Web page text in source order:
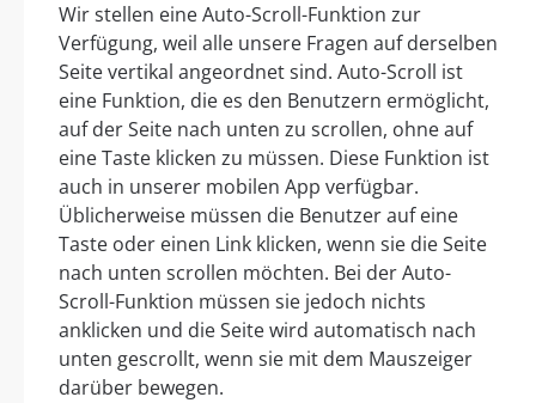
Wir stellen eine Auto-Scroll-Funktion zur
Verfügung, weil alle unsere Fragen auf derselben
Seite vertikal angeordnet sind. Auto-Scroll ist
eine Funktion, die es den Benutzern ermöglicht,
auf der Seite nach unten zu scrollen, ohne auf
eine Taste klicken zu müssen. Diese Funktion ist
auch in unserer mobilen App verfügbar.
Üblicherweise müssen die Benutzer auf eine
Taste oder einen Link klicken, wenn sie die Seite
nach unten scrollen möchten. Bei der Auto-
Scroll-Funktion müssen sie jedoch nichts
anklicken und die Seite wird automatisch nach
unten gescrollt, wenn sie mit dem Mauszeiger
darüber bewegen.